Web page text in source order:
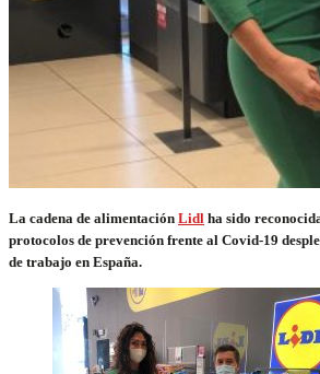
La cadena de alimentación Lidl ha sido
protocolos de prevención frente al Covid-19
de trabajo en España.